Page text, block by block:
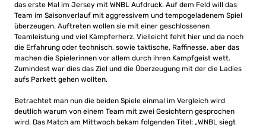
das erste Mal im Jersey mit WNBL Aufdruck. Auf dem Feld will das
Team im Saisonverlauf mit aggressivem und tempogeladenem Spiel
überzeugen. Auftreten wollen sie mit einer geschlossenen
Teamleistung und viel Kämpferherz. Vielleicht fehlt hier und da noch
die Erfahrung oder technisch, sowie taktische, Raffinesse, aber das
machen die Spielerinnen vor allem durch ihren Kampfgeist wett.
Zumindest war dies das Ziel und die Überzeugung mit der die Ladies
aufs Parkett gehen wollten.
Betrachtet man nun die beiden Spiele einmal im Vergleich wird
deutlich warum von einem Team mit zwei Gesichtern gesprochen
wird. Das Match am Mittwoch bekam folgenden Titel: „WNBL siegt